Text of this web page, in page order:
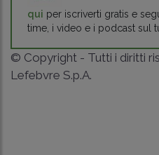
qui per iscriverti gratis e
time, i video e i podcast sul
© Copyright - Tutti i diritti
Lefebvre S.p.A.